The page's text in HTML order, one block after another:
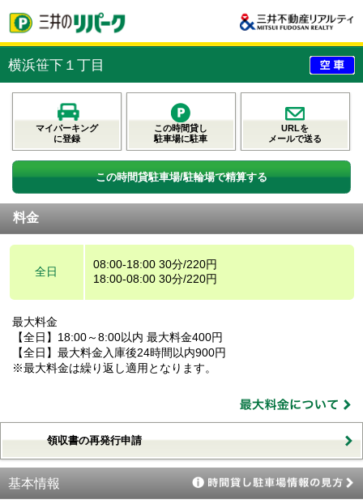
横浜笹下１丁目
マイパーキング
に登録
この時間貸し
駐車場に駐車
URLを
メールで送る
この時間貸駐車場/駐輪場で精算する
料金
全日
08:00-18:00 30分/220円
18:00-08:00 30分/220円
最大料金
【全日】18:00～8:00以内 最大料金400円
【全日】最大料金入庫後24時間以内900円
※最大料金は繰り返し適用となります。
領収書の再発行申請
基本情報